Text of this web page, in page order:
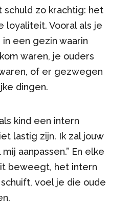
schuld zo krachtig: het
loyaliteit. Vooral als je
een gezin waarin
waren, je ouders
of er gezwegen
dingen.
kind een intern
lastig zijn. Ik zal jouw
aanpassen.” En elke
beweegt, het intern
voel je die oude